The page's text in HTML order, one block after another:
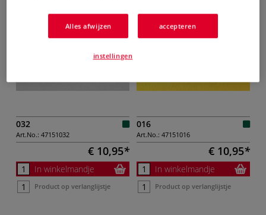
032
Art.No.: 47151032
€ 10,95
In winkelmandje
Product op verlanglijstje
016
Art.No.: 47151016
€ 10,95
In winkelmandje
Product op verlanglijstje
Alles afwijzen accepteren
instellingen